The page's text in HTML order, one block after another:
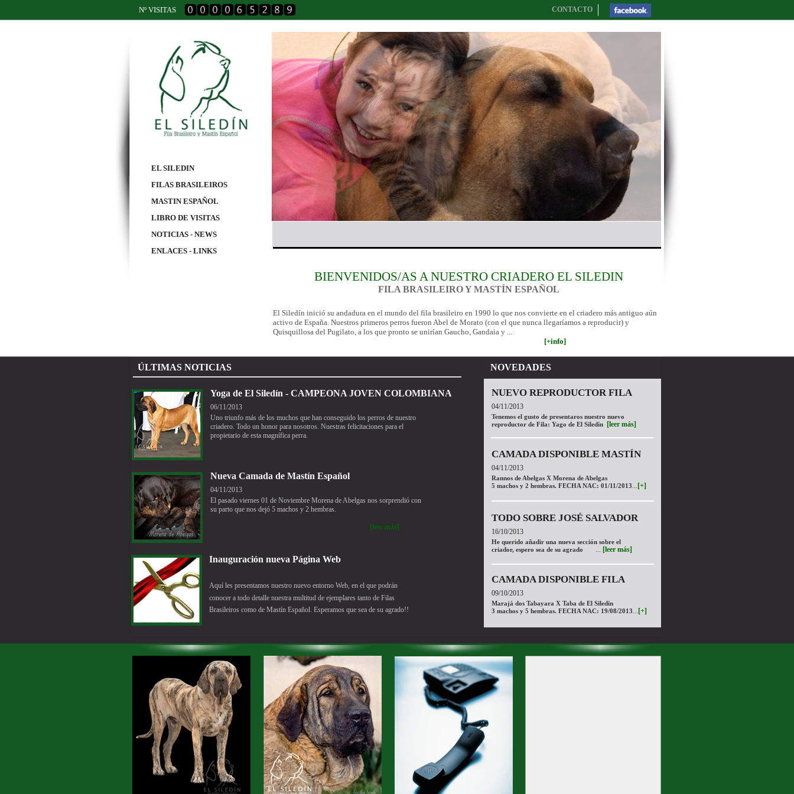
EL SILEDIN
FILAS BRASILEIROS
MASTIN ESPAÑOL
LIBRO DE VISITAS
NOTICIAS - NEWS
ENLACES - LINKS
BIENVENIDOS/AS A NUESTRO CRIADERO EL SILEDIN
FILA BRASILEIRO Y MASTÍN ESPAÑOL
El Siledín inició su andadura en el mundo del fila brasileiro en 1990 lo que nos convierte en el criadero más antiguo aún
activo de España. Nuestros primeros perros fueron Abel de Morato (con el que nunca llegaríamos a reproducir) y
Quisquillosa del Pugilato, a los que pronto se unirían Gaucho, Gandaia y ...
[+info]
ÚLTIMAS NOTICIAS NOVEDADES
Inauguración nueva Página Web
Aquí les presentamos nuestro nuevo entorno Web, en el que podrán
conocer a todo detalle nuestra multitud de ejemplares tanto de Filas
Brasileiros como de Mastín Español. Esperamos que sea de su agrado!!
NUEVO REPRODUCTOR FILA
04/11/2013
Tenemos el gusto de presentaros nuestro nuevo
reproductor de Fila: Yago de El Siledín
[leer más]
TODO SOBRE JOSÉ SALVADOR
16/10/2013
He querido añadir una nueva sección sobre el
criador, espero sea de su agrado
... [leer más]
CAMADA DISPONIBLE MASTÍN
04/11/2013
Rannos de Abelgas X Morena de Abelgas
5 machos y 2 hembras. FECHA NAC: 01/11/2013... [+]
Yoga de El Siledín - CAMPEONA JOVEN COLOMBIANA
06/11/2013
Uno triunfo más de los muchos que han conseguido los perros de nuestro
criadero. Todo un honor para nosotros. Nuestras felicitaciones para el
propietario de esta magnífica perra.
CONTACTO
CAMADA DISPONIBLE FILA
09/10/2013
Marajá dos Tabayara X Taba de El Siledín
3 machos y 5 hembras. FECHA NAC: 19/08/2013... [+]
Nueva Camada de Mastín Español
04/11/2013
El pasado viernes 01 de Noviembre Morena de Abelgas nos sorprendió con
su parto que nos dejó 5 machos y 2 hembras.
[leer más]
Nº VISITAS